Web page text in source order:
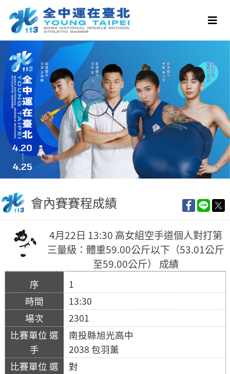
會內賽賽程成績
4月22日 13:30 高女組空手道個人對打第
三量級：體重59.00公斤以下（53.01公斤
至59.00公斤） 成績
1
13:30
2301
南投縣旭光高中
2038 包羽薰
對